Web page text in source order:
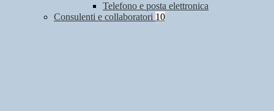
Telefono e posta elettronica
Consulenti e collaboratori 10